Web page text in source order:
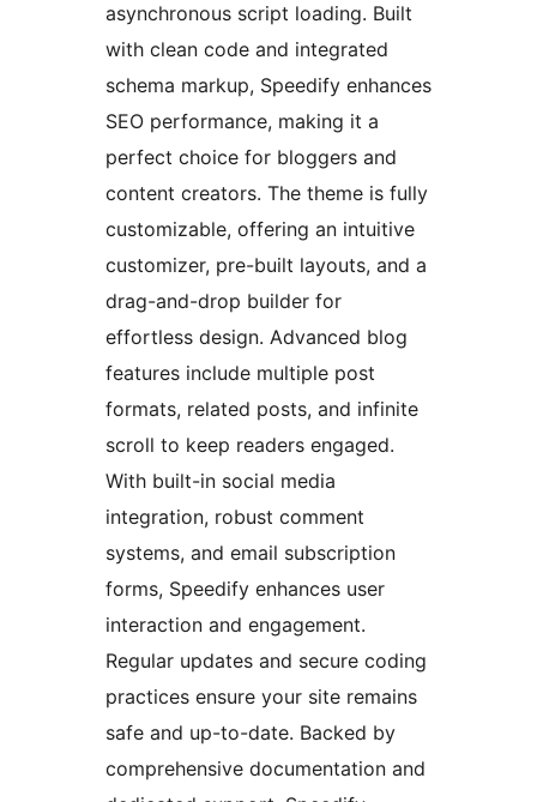
asynchronous script loading. Built
with clean code and integrated
schema markup, Speedify enhances
SEO performance, making it a
perfect choice for bloggers and
content creators. The theme is fully
customizable, offering an intuitive
customizer, pre-built layouts, and a
drag-and-drop builder for
effortless design. Advanced blog
features include multiple post
formats, related posts, and infinite
scroll to keep readers engaged.
With built-in social media
integration, robust comment
systems, and email subscription
forms, Speedify enhances user
interaction and engagement.
Regular updates and secure coding
practices ensure your site remains
safe and up-to-date. Backed by
comprehensive documentation and